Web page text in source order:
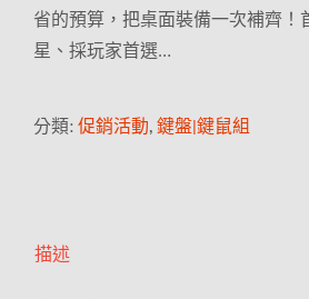
省的預算，把桌面裝備一次補齊！
星、採玩家首選…
分類: 促銷活動, 鍵盤|鍵鼠組
描述